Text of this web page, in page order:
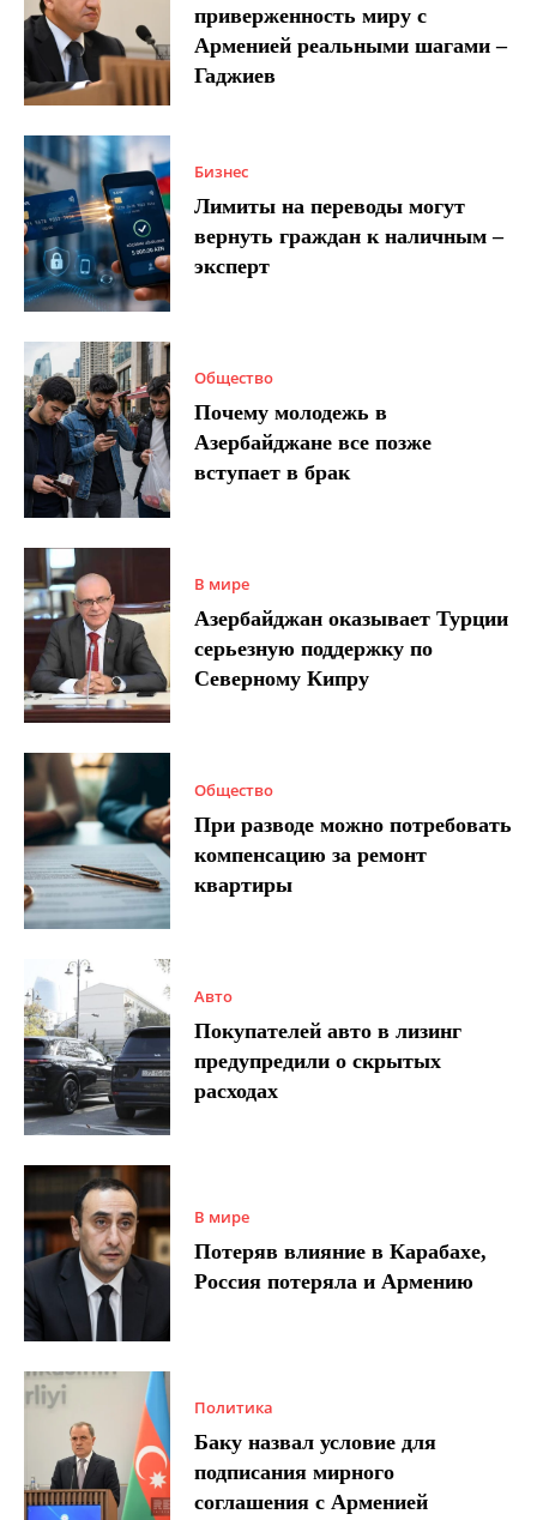
приверженность миру с
Арменией реальными шагами –
Гаджиев
Бизнес
Лимиты на переводы могут
вернуть граждан к наличным –
эксперт
Общество
Почему молодежь в
Азербайджане все позже
вступает в брак
В мире
Азербайджан оказывает Турции
серьезную поддержку по
Северному Кипру
Общество
При разводе можно потребовать
компенсацию за ремонт
квартиры
Авто
Покупателей авто в лизинг
предупредили о скрытых
расходах
В мире
Потеряв влияние в Карабахе,
Россия потеряла и Армению
Политика
Баку назвал условие для
подписания мирного
соглашения с Арменией